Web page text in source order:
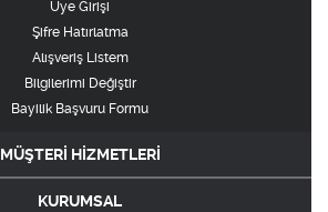
Üye Girişi
Şifre Hatırlatma
Alışveriş Listem
Bilgilerimi Değiştir
Bayilik Başvuru Formu
MÜŞTERİ HİZMETLERİ
KURUMSAL